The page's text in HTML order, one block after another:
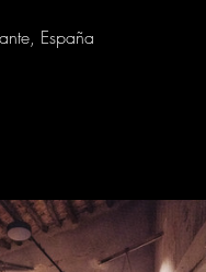
España